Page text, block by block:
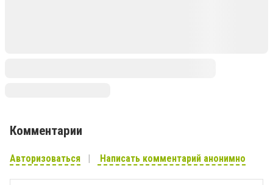
Комментарии
Авторизоваться Написать комментарий анонимно